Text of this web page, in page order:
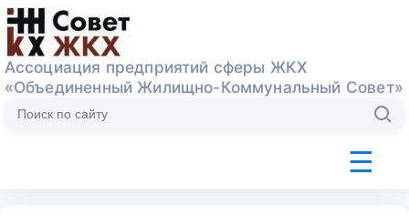
Ассоциация предприятий сферы ЖКХ
«Объединенный Жилищно-Коммунальный Совет»
☰